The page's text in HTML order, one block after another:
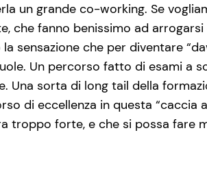
un grande co-working. Se
che fanno benissimo ad
la sensazione che per diventare
Un percorso fatto di esami a
Una sorta di long tail della
di eccellenza in questa
troppo forte, e che si possa fare